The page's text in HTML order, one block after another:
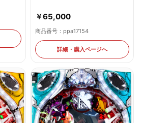
￥65,000
商品番号：ppa17154
詳細・購入ページへ